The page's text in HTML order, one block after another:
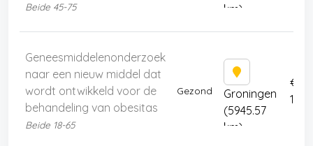
Beide 45-75
km)
Geneesmiddelenonderzoek
naar een nieuw middel dat
wordt ontwikkeld voor de
behandeling van obesitas
Beide 18-65
Gezond
Groningen
(5945.57
km)
€